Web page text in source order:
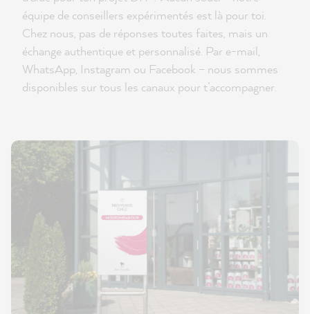
équipe de conseillers expérimentés est là pour toi.
Chez nous, pas de réponses toutes faites, mais un
échange authentique et personnalisé. Par e-mail,
WhatsApp, Instagram ou Facebook – nous sommes
disponibles sur tous les canaux pour t’accompagner.